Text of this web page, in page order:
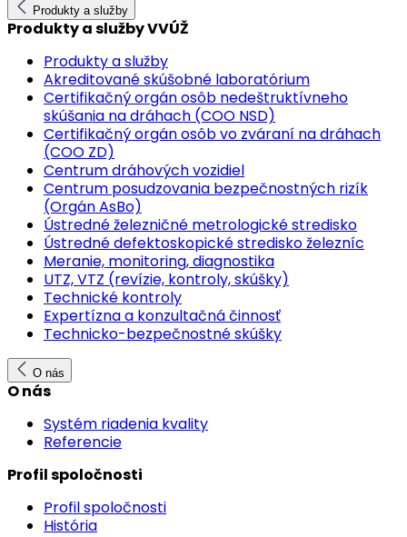
Produkty a služby
Produkty a služby VVÚŽ
Produkty a služby
Akreditované skúšobné laboratórium
Certifikačný orgán osôb nedeštruktívneho
skúšania na dráhach (COO NSD)
Certifikačný orgán osôb vo zváraní na dráhach
(COO ZD)
Centrum dráhových vozidiel
Centrum posudzovania bezpečnostných rizík
(Orgán AsBo)
Ústredné železničné metrologické stredisko
Ústredné defektoskopické stredisko železníc
Meranie, monitoring, diagnostika
UTZ, VTZ (revízie, kontroly, skúšky)
Technické kontroly
Expertízna a konzultačná činnosť
Technicko-bezpečnostné skúšky
O nás
O nás
Systém riadenia kvality
Referencie
Profil spoločnosti
Profil spoločnosti
História